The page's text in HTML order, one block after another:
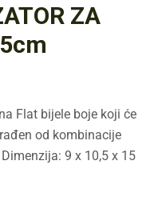
ZA
Flat bijele boje koji će
od kombinacije
9 x 10,5 x 15